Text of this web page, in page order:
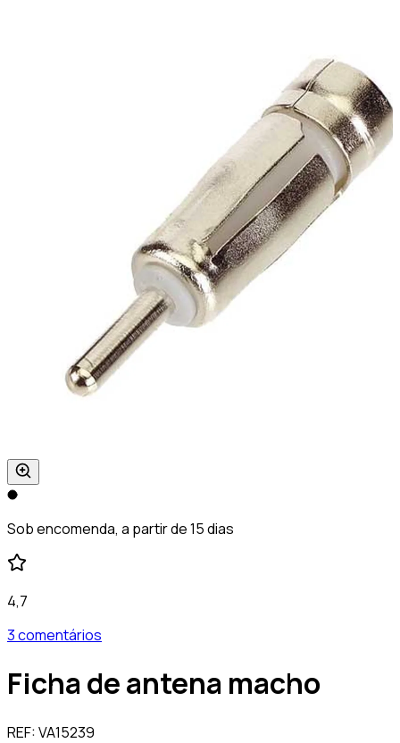
Sob encomenda, a partir de 15 dias
4,7
3 comentários
Ficha de antena macho
REF:VA15239